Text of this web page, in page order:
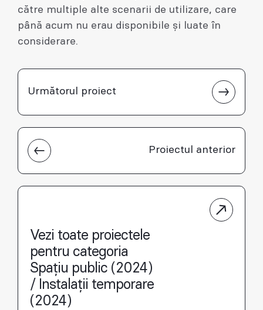
către multiple alte scenarii de utilizare, care
până acum nu erau disponibile și luate în
considerare.
Proiectul anterior
Următorul proiect
Vezi toate proiectele
pentru categoria
Spațiu public (2024)
/ Instalații temporare
(2024)